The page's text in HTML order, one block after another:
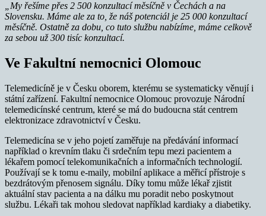
„My řešíme přes 2 500 konzultací měsíčně v Čechách a na
Slovensku. Máme ale za to, že náš potenciál je 25 000 konzultací
měsíčně. Ostatně za dobu, co tuto službu nabízíme, máme celkově
za sebou už 300 tisíc konzultací.
Ve Fakultní nemocnici Olomouc
Telemedicíně je v Česku oborem, kterému se systematicky věnují i
státní zařízení. Fakultní nemocnice Olomouc provozuje Národní
telemedicínské centrum, které se má do budoucna stát centrem
elektronizace zdravotnictví v Česku.
Telemedicína se v jeho pojetí zaměřuje na předávání informací
například o krevním tlaku či srdečním tepu mezi pacientem a
lékařem pomocí telekomunikačních a informačních technologií.
Používají se k tomu e-maily, mobilní aplikace a měřicí přístroje s
bezdrátovým přenosem signálu. Díky tomu může lékař zjistit
aktuální stav pacienta a na dálku mu poradit nebo poskytnout
službu. Lékaři tak mohou sledovat například kardiaky a diabetiky.